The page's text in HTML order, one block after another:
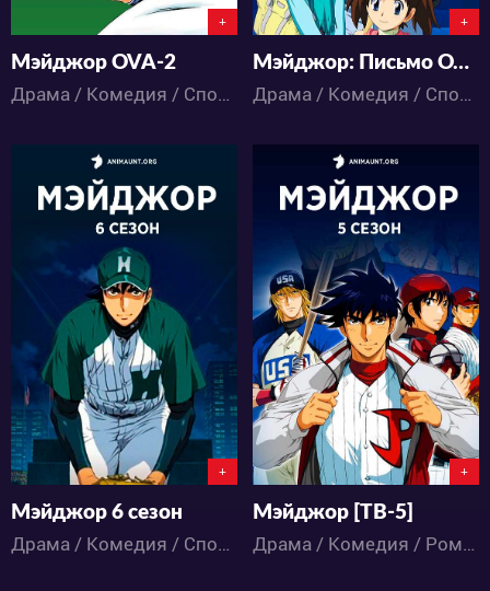
+
Мэйджор OVA-2
Драма / Комедия / Спорт / Сёнэн / Аниме
+
Мэйджор: Письмо OVA
Драма / Комедия / Спорт / Сёнэн / Аниме
12047
2 18
+
Мэйджор 6 сезон
Драма / Комедия / Спорт / Сёнэн / Аниме
16813
1 24
+
Мэйджор [ТВ-5]
Драма / Комедия / Романтика / Спорт / Сёнэн / Аниме